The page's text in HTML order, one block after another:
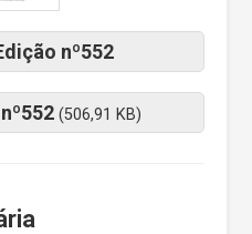
nº552
(506,91 KB)